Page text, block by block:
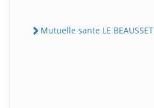
Mutuelle sante LE BEAUSSET